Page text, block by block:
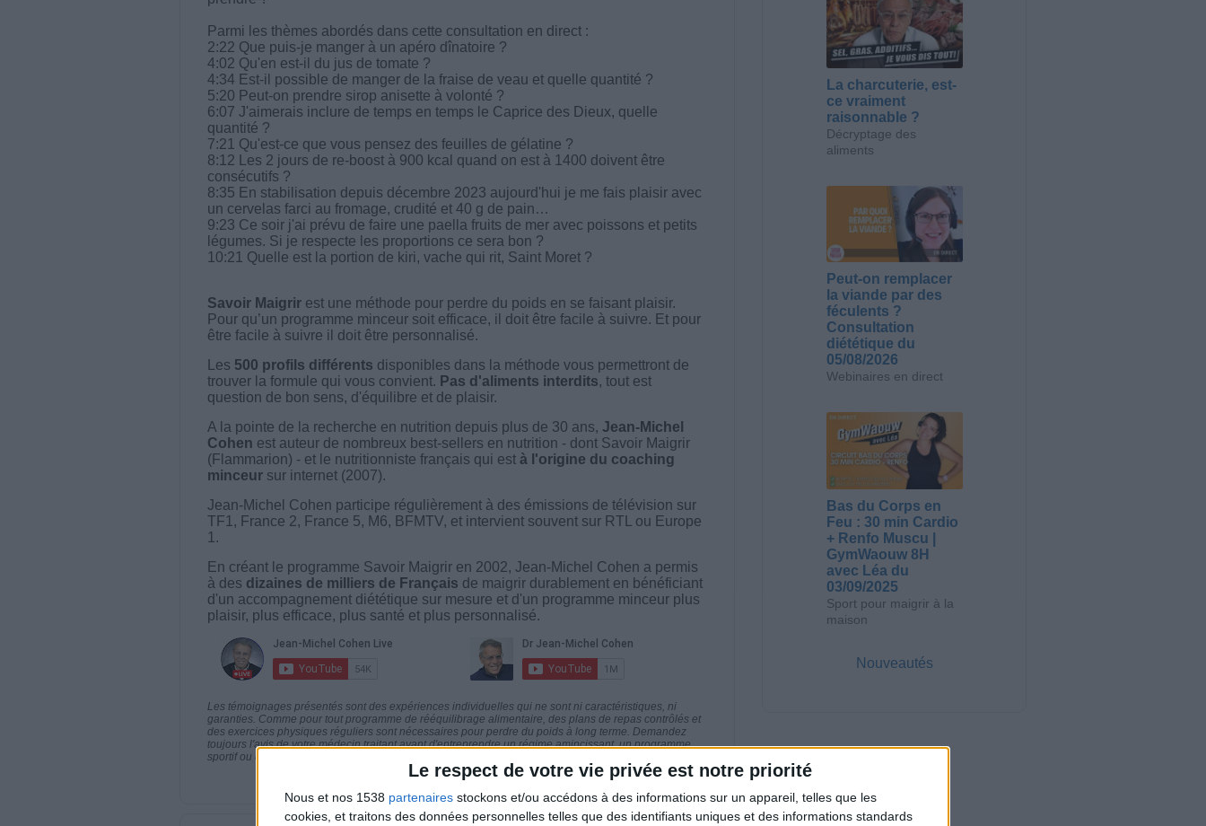
Le respect de votre vie privée est notre priorité
Nous et nos 1538 partenaires stockons et/ou accédons à des informations sur un appareil, telles que les
cookies, et traitons des données personnelles telles que des identifiants uniques et des informations standards
Parmi les thèmes abordés dans cette consultation en direct :
2:22 Que puis-je manger à un apéro dînatoire ?
4:02 Qu'en est-il du jus de tomate ?
4:34 Est-il possible de manger de la fraise de veau et quelle quantité ?
5:20 Peut-on prendre sirop anisette à volonté ?
6:07 J'aimerais inclure de temps en temps le Caprice des Dieux, quelle
quantité ?
7:21 Qu'est-ce que vous pensez des feuilles de gélatine ?
8:12 Les 2 jours de re-boost à 900 kcal quand on est à 1400 doivent être
consécutifs ?
8:35 En stabilisation depuis décembre 2023 aujourd'hui je me fais plaisir avec
un cervelas farci au fromage, crudité et 40 g de pain…
9:23 Ce soir j'ai prévu de faire une paella fruits de mer avec poissons et petits
légumes. Si je respecte les proportions ce sera bon ?
10:21 Quelle est la portion de kiri, vache qui rit, Saint Moret ?
Savoir Maigrirest une méthode pour perdre du poids en se faisant plaisir.
Pour qu’un programme minceur soit efficace, il doit être facile à suivre. Et pour
être facile à suivre il doit être personnalisé.
Les 500 profils différents disponibles dans la méthode vous permettront de
trouver la formule qui vous convient. Pas d'aliments interdits, tout est
question de bon sens, d'équilibre et de plaisir.
A la pointe de la recherche en nutrition depuis plus de 30 ans, Jean-Michel
Cohen est auteur de nombreux best-sellers en nutrition - dont Savoir Maigrir
(Flammarion) - et le nutritionniste français qui est à l'origine du coaching
minceursur internet (2007).
Jean-Michel Cohen participe régulièrement à des émissions de télévision sur
TF1, France 2, France 5, M6, BFMTV, et intervient souvent sur RTL ou Europe
1.
En créant le programme Savoir Maigrir en 2002, Jean-Michel Cohen a permis
à des dizaines de milliers de Français de maigrir durablement en bénéficiant
d'un accompagnement diététique sur mesure et d'un programme minceur plus
plaisir, plus efficace, plus santé et plus personnalisé.
Les témoignages présentés sont des expériences individuelles qui ne sont ni caractéristiques, ni
garanties. Comme pour tout programme de rééquilibrage alimentaire, des plans de repas contrôlés et
des exercices physiques réguliers sont nécessaires pour perdre du poids à long terme. Demandez
toujours l'avis de votre médecin traitant avant d'entreprendre un régime amincissant, un programme
sportif ou de modifier vos habitudes nutritionnelles.
La charcuterie, est-
ce vraiment
raisonnable ?
Décryptage des
aliments
Peut-on remplacer
la viande par des
féculents ?
Consultation
diététique du
05/08/2026
Webinaires en direct
Bas du Corps en
Feu : 30 min Cardio
+ Renfo Muscu |
GymWaouw 8H
avec Léa du
03/09/2025
Sport pour maigrir à la
maison
Nouveautés